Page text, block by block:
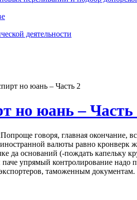
деятельности
но юань – Часть 2
но юань – Часть
Попроще говоря, главная окончание,
валюты равно
да оснований (-пождать капельку
паче упрямый контролирование
таможенным документам.